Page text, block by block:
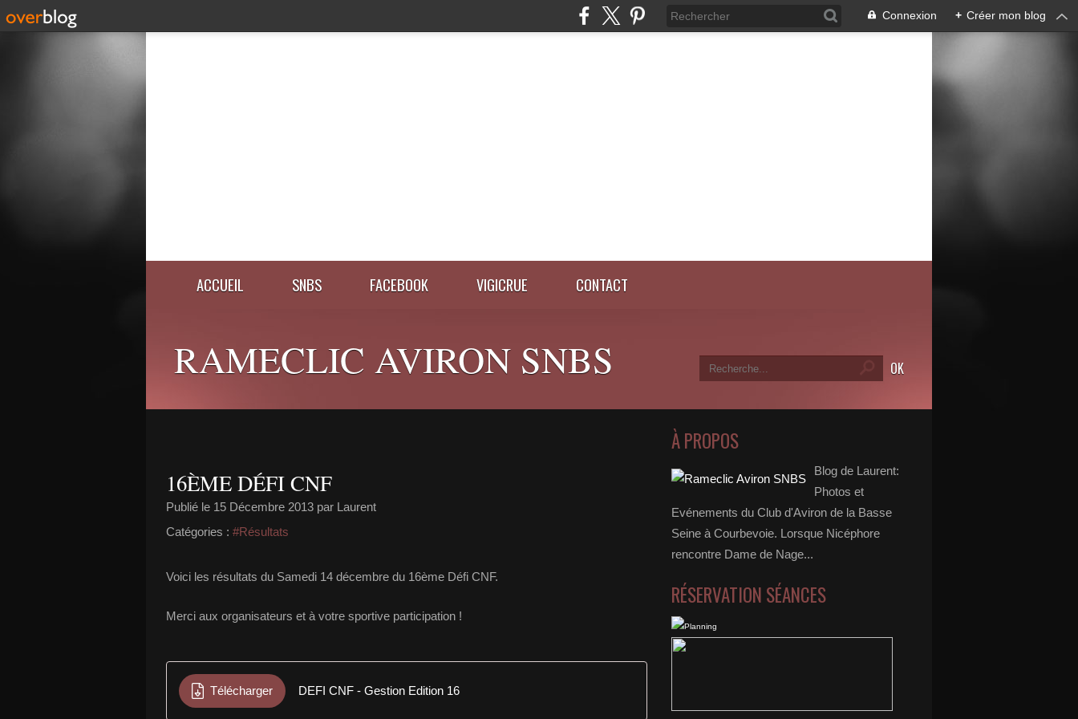
Connexion + Créer mon blog
ACCUEIL SNBS FACEBOOK VIGICRUE CONTACT
RAMECLIC AVIRON SNBS
16ÈME DÉFI CNF
Publié le 15 Décembre 2013 par Laurent
Catégories : #Résultats
Voici les résultats du Samedi 14 décembre du 16ème Défi CNF.
Merci aux organisateurs et à votre sportive participation !
Télécharger DEFI CNF - Gestion Edition 16
À PROPOS
Blog de Laurent:
Photos et
Evénements du Club d'Aviron de la Basse
Seine à Courbevoie. Lorsque Nicéphore
rencontre Dame de Nage...
RÉSERVATION SÉANCES